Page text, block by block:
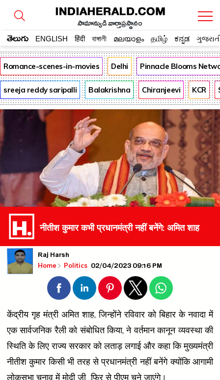
సామాన్యుడి వార్తాప్రస్థానం
తెలుగు ENGLISH हिंदी বাঙ্গালী മലയാളം தமிழ் ಕನ್ನಡ
Romance-scenes-in-movies Delhi Pinnacle Blooms
sreeja reddy saripalli Balakrishna Chiranjeevi KCR
नीतीश कुमार कभी प्रधानमंत्री नहीं बनेंगे: अमित शाह
Raj Harsh
Home Politics 02/04/2023 09:16 PM
केंद्रीय गृह मंत्री अमित शाह, जिन्होंने रविवार को बिहार के नवादा में
एक सार्वजनिक रैली को संबोधित किया, ने वर्तमान कानून व्यवस्था की
स्थिति के लिए राज्य सरकार को लताड़ लगाई और कहा कि मुख्यमंत्री
नीतीश कुमार किसी भी तरह से प्रधानमंत्री नहीं बनेंगे क्योंकि आगामी
लोकसभा चुनाव में मोदी जी फिर से पीएम चुने जाएंगे।